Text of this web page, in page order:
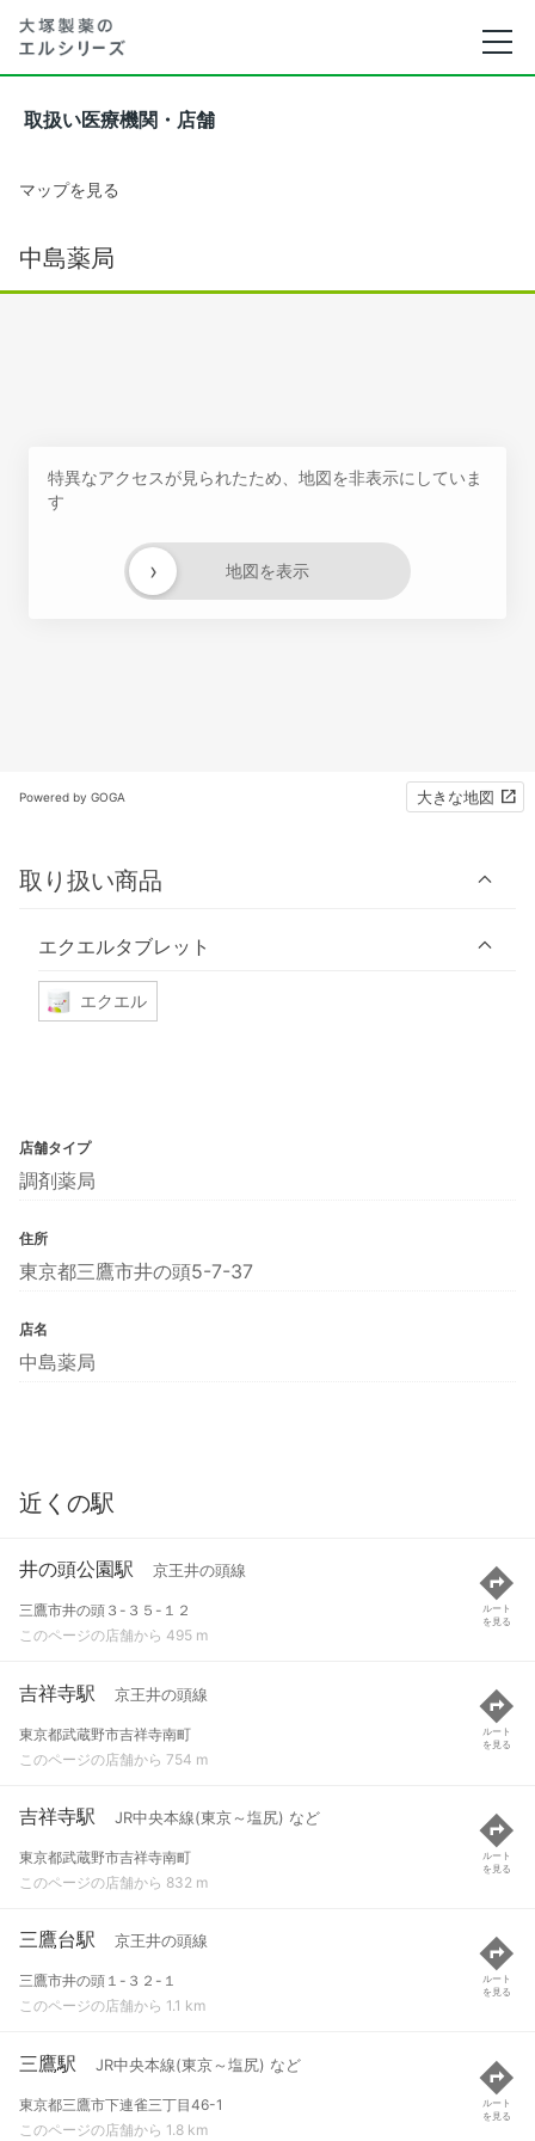
取扱い医療機関・店舗
マップを見る
中島薬局
特異なアクセスが見られたため、地図を非表示にしていま
す
地図を表示
›
Powered by GOGA 大きな地図
取り扱い商品
エクエルタブレット
エクエル
店舗タイプ
調剤薬局
住所
東京都三鷹市井の頭5-7-37
店名
中島薬局
近くの駅
井の頭公園駅 京王井の頭線
三鷹市井の頭３-３５-１２
このページの店舗から 495 m
ルート
を見る
吉祥寺駅 京王井の頭線
東京都武蔵野市吉祥寺南町
このページの店舗から 754 m
ルート
を見る
吉祥寺駅 JR中央本線(東京～塩尻) など
東京都武蔵野市吉祥寺南町
このページの店舗から 832 m
ルート
を見る
三鷹台駅 京王井の頭線
三鷹市井の頭１-３２-１
このページの店舗から 1.1 km
ルート
を見る
三鷹駅 JR中央本線(東京～塩尻) など
東京都三鷹市下連雀三丁目46-1
このページの店舗から 1.8 km
ルート
を見る